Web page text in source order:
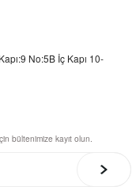
No:5B İç Kapı 10-
bültenimize kayıt olun.